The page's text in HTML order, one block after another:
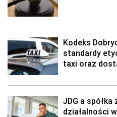
Kodeks
standardy
taxi oraz
JDG a
działalności